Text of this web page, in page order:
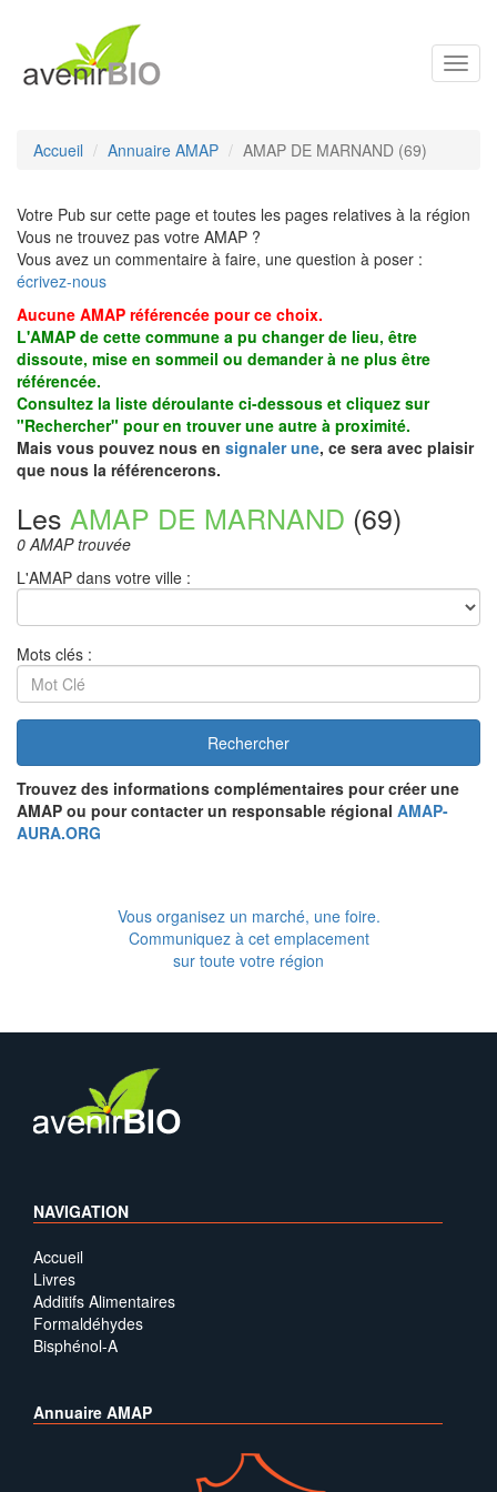
Accueil Annuaire AMAP AMAP DE MARNAND (69)
Votre Pub sur cette page et toutes les pages relatives à la région
Vous ne trouvez pas votre AMAP ?
Vous avez un commentaire à faire, une question à poser :
écrivez-nous
Aucune AMAP référencée pour ce choix.
L'AMAP de cette commune a pu changer de lieu, être
dissoute, mise en sommeil ou demander à ne plus être
référencée.
Consultez la liste déroulante ci-dessous et cliquez sur
"Rechercher" pour en trouver une autre à proximité.
Mais vous pouvez nous en signaler une, ce sera avec plaisir
que nous la référencerons.
Les AMAP DE MARNAND (69)
0 AMAP trouvée
L'AMAP dans votre ville :
Mots clés :
Rechercher
Trouvez des informations complémentaires pour créer une
AMAP ou pour contacter un responsable régional AMAP-
AURA.ORG
Vous organisez un marché, une foire.
Communiquez à cet emplacement
sur toute votre région
NAVIGATION
Accueil
Livres
Additifs Alimentaires
Formaldéhydes
Bisphénol-A
Annuaire AMAP